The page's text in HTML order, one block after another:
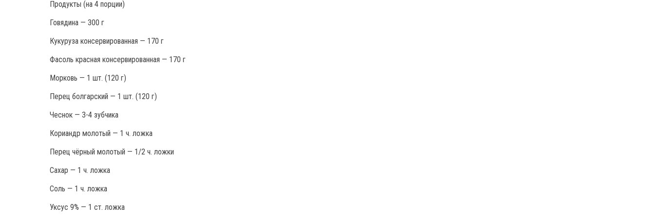
Продукты (на 4 порции)
Говядина — 300 г
Кукуруза консервированная — 170 г
Фасоль красная консервированная — 170 г
Морковь — 1 шт. (120 г)
Перец болгарский — 1 шт. (120 г)
Чеснок — 3-4 зубчика
Кориандр молотый — 1 ч. ложка
Перец чёрный молотый — 1/2 ч. ложки
Сахар — 1 ч. ложка
Соль — 1 ч. ложка
Уксус 9% — 1 ст. ложка